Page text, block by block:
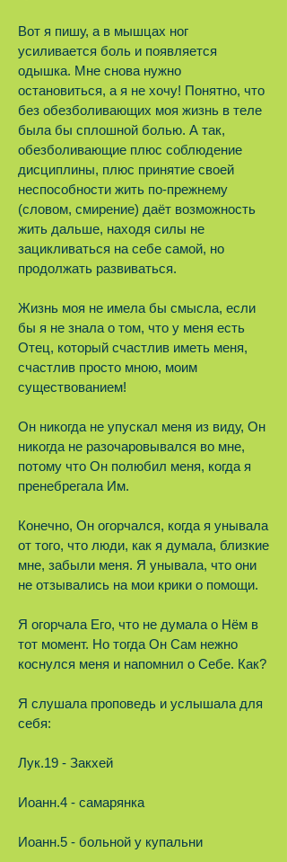
Вот я пишу, а в мышцах ног
усиливается боль и появляется
одышка. Мне снова нужно
остановиться, а я не хочу! Понятно, что
без обезболивающих моя жизнь в теле
была бы сплошной болью. А так,
обезболивающие плюс соблюдение
дисциплины, плюс принятие своей
неспособности жить по-прежнему
(словом, смирение) даёт возможность
жить дальше, находя силы не
зацикливаться на себе самой, но
продолжать развиваться.
Жизнь моя не имела бы смысла, если
бы я не знала о том, что у меня есть
Отец, который счастлив иметь меня,
счастлив просто мною, моим
существованием!
Он никогда не упускал меня из виду, Он
никогда не разочаровывался во мне,
потому что Он полюбил меня, когда я
пренебрегала Им.
Конечно, Он огорчался, когда я унывала
от того, что люди, как я думала, близкие
мне, забыли меня. Я унывала, что они
не отзывались на мои крики о помощи.
Я огорчала Его, что не думала о Нём в
тот момент. Но тогда Он Сам нежно
коснулся меня и напомнил о Себе. Как?
Я слушала проповедь и услышала для
себя:
Лук.19 - Закхей
Иоанн.4 - самарянка
Иоанн.5 - больной у купальни